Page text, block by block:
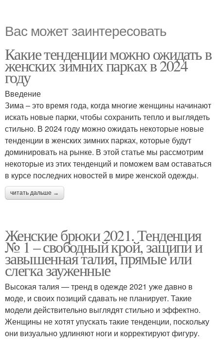
Вас может заинтересовать
Какие тенденции можно ожидать в
женских зимних парках в 2024
году
Введение
Зима – это время года, когда многие женщины начинают
искать новые парки, чтобы сохранить тепло и выглядеть
стильно. В 2024 году можно ожидать некоторые новые
тенденции в женских зимних парках, которые будут
доминировать на рынке. В этой статье мы рассмотрим
некоторые из этих тенденций и поможем вам оставаться
в курсе последних новостей в мире женской одежды.
читать дальше →
Женские брюки 2021. Тенденция
№ 1 – свободный крой, защипи и
завышенная талия, прямые или
слегка зауженные
Высокая талия — тренд в одежде 2021 уже давно в
моде, и своих позиций сдавать не планирует. Такие
модели действительно выглядят стильно и эффектно.
Женщины не хотят упускать такие тенденции, поскольку
они визуально удлиняют ноги и корректируют фигуру.